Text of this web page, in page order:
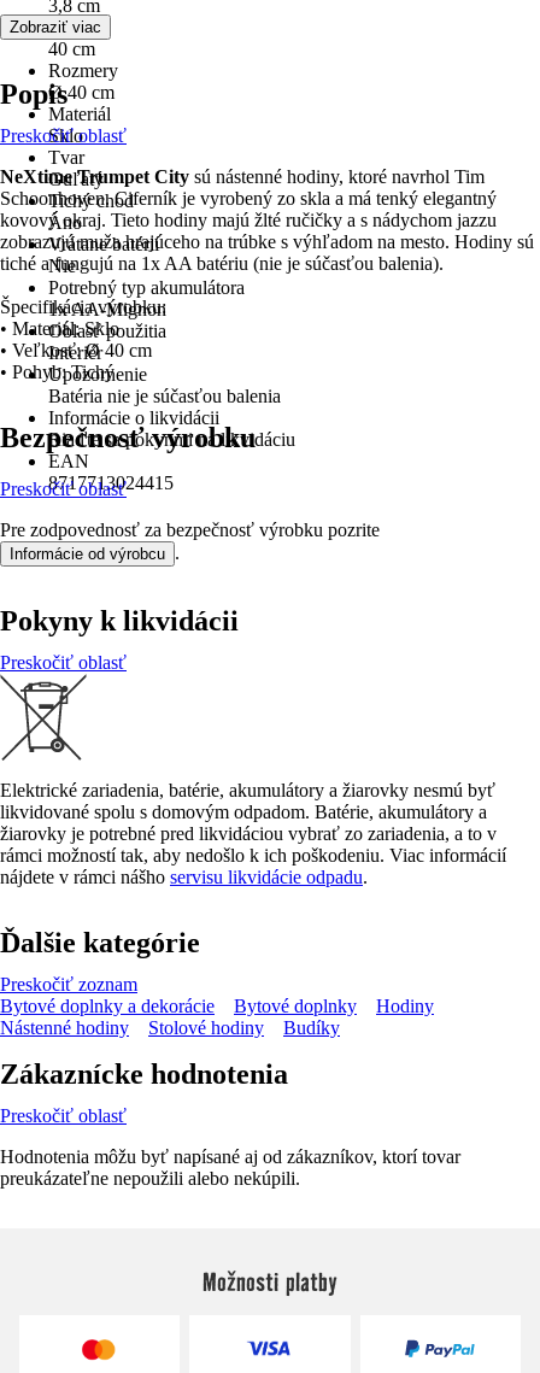
3,8 cm
Priemer
40 cm
Rozmery
Ø 40 cm
Materiál
Sklo
Tvar
Guľatý
Tichý chod
Áno
Vrátane batérií
Nie
Potrebný typ akumulátora
1x AA-Mignon
Oblasť použitia
Interiér
Upozornenie
Batéria nie je súčasťou balenia
Informácie o likvidácii
Riaďte sa pokynmi na likvidáciu
EAN
8717713024415
Zobraziť viac
Popis
Preskočiť oblasť
NeXtime Trumpet City sú nástenné hodiny, ktoré navrhol Tim
Schoonhoven. Ciferník je vyrobený zo skla a má tenký elegantný
kovový okraj. Tieto hodiny majú žlté ručičky a s nádychom jazzu
zobrazujú muža hrajúceho na trúbke s výhľadom na mesto. Hodiny sú
tiché a fungujú na 1x AA batériu (nie je súčasťou balenia).
Špecifikácia výrobku:
• Materiál: Sklo
• Veľkosť: Ø 40 cm
• Pohyb: Tichý
Bezpečnosť výrobku
Preskočiť oblasť
Pre zodpovednosť za bezpečnosť výrobku pozrite
Informácie od výrobcu .
Pokyny k likvidácii
Preskočiť oblasť
Elektrické zariadenia, batérie, akumulátory a žiarovky nesmú byť
likvidované spolu s domovým odpadom. Batérie, akumulátory a
žiarovky je potrebné pred likvidáciou vybrať zo zariadenia, a to v
rámci možností tak, aby nedošlo k ich poškodeniu. Viac informácií
nájdete v rámci nášho servisu likvidácie odpadu.
Ďalšie kategórie
Preskočiť zoznam
Bytové doplnky a dekorácie
Bytové doplnky
Hodiny
Nástenné hodiny
Stolové hodiny Budíky
Zákaznícke hodnotenia
Preskočiť oblasť
Hodnotenia môžu byť napísané aj od zákazníkov, ktorí tovar
preukázateľne nepoužili alebo nekúpili.
Možnosti platby